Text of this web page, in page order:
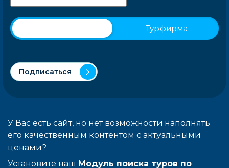
Турфирма
Подписаться
У Вас есть сайт, но нет возможности наполнять
его качественным контентом с актуальными
ценами?
Установите наш Модуль поиска туров по